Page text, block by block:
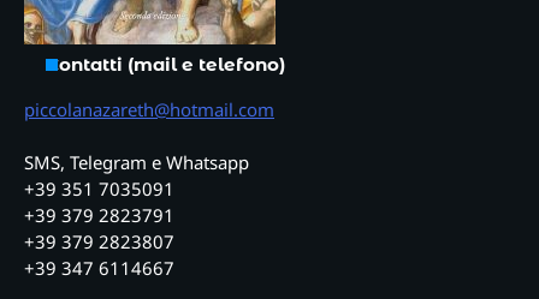
Contatti (mail e telefono)
piccolanazareth@hotmail.com
SMS, Telegram e Whatsapp
+39 351 7035091
+39 379 2823791
+39 379 2823807
+39 347 6114667